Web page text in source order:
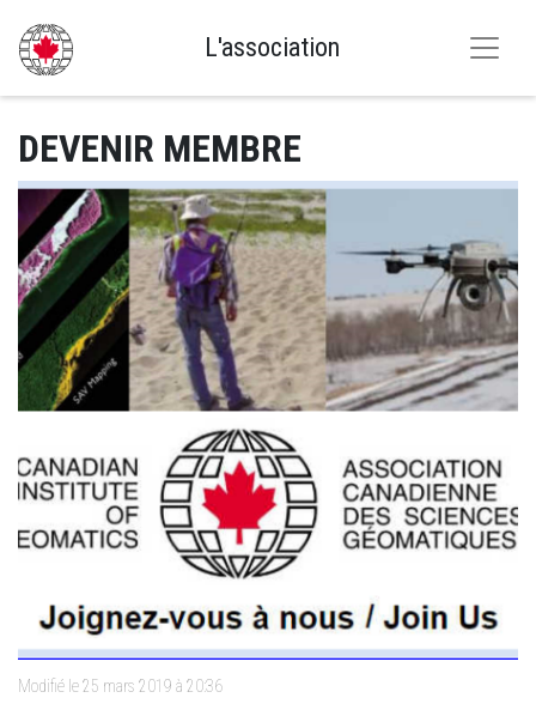
L'association
L'ASSOCIATION
ÉVÉNEMENTS
GÉOREPERTOIRE
CONNEXION
DEVENIR MEMBRE
Modifié le 25 mars 2019 à 20:36